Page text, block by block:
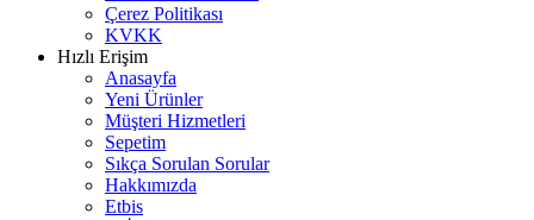
Çerez Politikası
KVKK
Hızlı Erişim
Anasayfa
Yeni Ürünler
Müşteri Hizmetleri
Sepetim
Sıkça Sorulan Sorular
Hakkımızda
Etbis